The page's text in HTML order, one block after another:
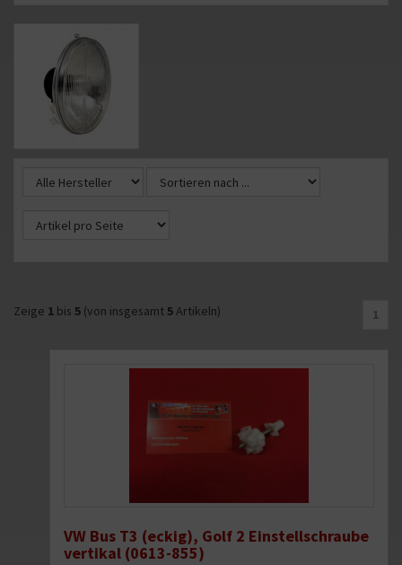
Kategoriebeschreibung
Zeige 1 bis 5 (von insgesamt5Artikeln) 1
VW Bus T3 (eckig), Golf 2 Einstellschraube
vertikal (0613-855)